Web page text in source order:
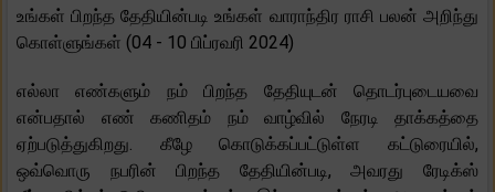
உங்கள் பிறந்த தேதியின்படி உங்கள் வாராந்திர ராசி பலன் அறிந்து
கொள்ளுங்கள் (04 - 10 பிப்ரவரி 2024)
எல்லா எண்களும் நம் பிறந்த தேதியுடன் தொடர்புடையவை
என்பதால் எண் கணிதம் நம் வாழ்வில் நேரடி தாக்கத்தை
ஏற்படுத்துகிறது. கீழே கொடுக்கப்பட்டுள்ள கட்டுரையில்,
ஒவ்வொரு நபரின் பிறந்த தேதியின்படி, அவரது ரேடிக்ஸ்